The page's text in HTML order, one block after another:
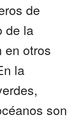
de
de la
en otros
la
son